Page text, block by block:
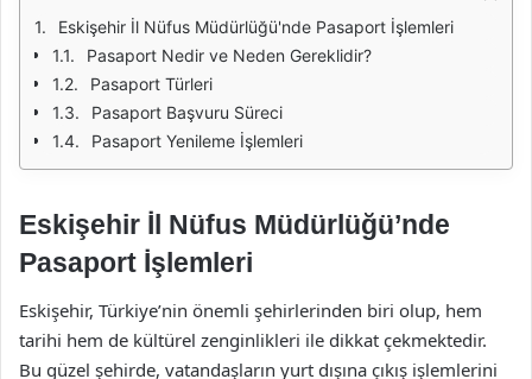
Eskişehir İl Nüfus Müdürlüğü'nde Pasaport İşlemleri
Pasaport Nedir ve Neden Gereklidir?
Pasaport Türleri
Pasaport Başvuru Süreci
Pasaport Yenileme İşlemleri
Eskişehir İl Nüfus Müdürlüğü’nde
Pasaport İşlemleri
Eskişehir, Türkiye’nin önemli şehirlerinden biri olup, hem
tarihi hem de kültürel zenginlikleri ile dikkat çekmektedir.
Bu güzel şehirde, vatandaşların yurt dışına çıkış işlemlerini